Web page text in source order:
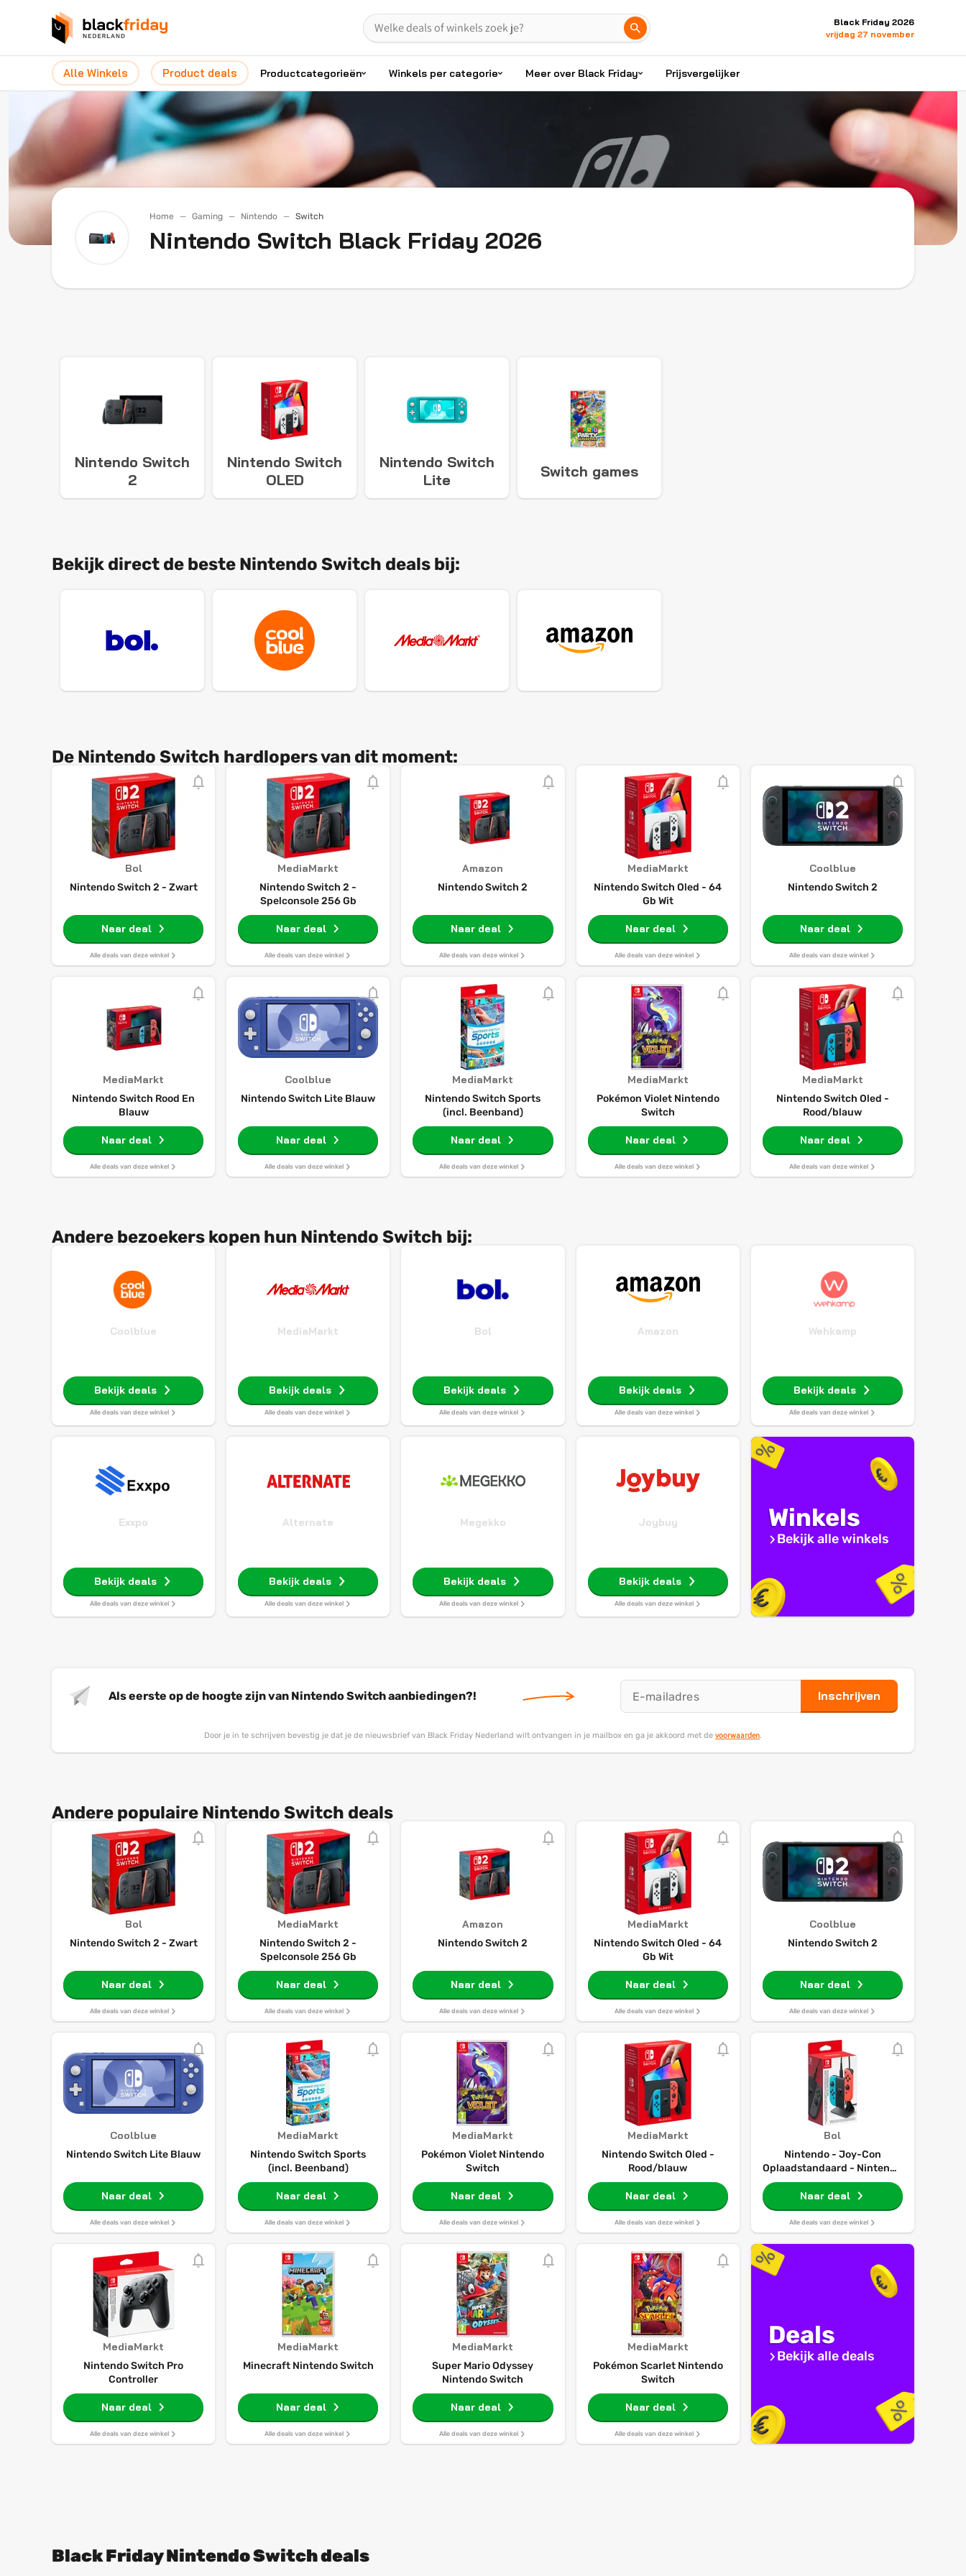
Black Friday 2026
vrijdag 27 november
Alle Winkels Product deals Productcategorieën Winkels per categorie Meer over Black Friday Prijsvergelijker
Home Gaming Nintendo Switch
Nintendo Switch Black Friday 2026
Nintendo Switch
2
Nintendo Switch
OLED
Nintendo Switch
Lite
Switch games
Bekijk direct de beste Nintendo Switch deals bij:
De Nintendo Switch hardlopers van dit moment:
Bol
Nintendo Switch 2 - Zwart
Naar deal
Alle deals van deze winkel
MediaMarkt
Nintendo Switch 2 -
Spelconsole 256 Gb
Naar deal
Alle deals van deze winkel
Amazon
Nintendo Switch 2
Naar deal
Alle deals van deze winkel
MediaMarkt
Nintendo Switch Oled - 64
Gb Wit
Naar deal
Alle deals van deze winkel
Coolblue
Nintendo Switch 2
Naar deal
Alle deals van deze winkel
MediaMarkt
Nintendo Switch Rood En
Blauw
Naar deal
Alle deals van deze winkel
Coolblue
Nintendo Switch Lite Blauw
Naar deal
Alle deals van deze winkel
MediaMarkt
Nintendo Switch Sports
(incl. Beenband)
Naar deal
Alle deals van deze winkel
MediaMarkt
Pokémon Violet Nintendo
Switch
Naar deal
Alle deals van deze winkel
MediaMarkt
Nintendo Switch Oled -
Rood/blauw
Naar deal
Alle deals van deze winkel
Andere bezoekers kopen hun Nintendo Switch bij:
Coolblue
Bekijk deals
Alle deals van deze winkel
MediaMarkt
Bekijk deals
Alle deals van deze winkel
Bol
Bekijk deals
Alle deals van deze winkel
Amazon
Bekijk deals
Alle deals van deze winkel
Wehkamp
Bekijk deals
Alle deals van deze winkel
Exxpo
Bekijk deals
Alle deals van deze winkel
Alternate
Bekijk deals
Alle deals van deze winkel
Megekko
Bekijk deals
Alle deals van deze winkel
Joybuy
Bekijk deals
Alle deals van deze winkel
Winkels
Bekijk alle winkels
Als eerste op de hoogte zijn van Nintendo Switch aanbiedingen?! Inschrijven
Door je in te schrijven bevestig je dat je de nieuwsbrief van Black Friday Nederland wilt ontvangen in je mailbox en ga je akkoord met de voorwaarden.
Andere populaire Nintendo Switch deals
Bol
Nintendo Switch 2 - Zwart
Naar deal
Alle deals van deze winkel
MediaMarkt
Nintendo Switch 2 -
Spelconsole 256 Gb
Naar deal
Alle deals van deze winkel
Amazon
Nintendo Switch 2
Naar deal
Alle deals van deze winkel
MediaMarkt
Nintendo Switch Oled - 64
Gb Wit
Naar deal
Alle deals van deze winkel
Coolblue
Nintendo Switch 2
Naar deal
Alle deals van deze winkel
Coolblue
Nintendo Switch Lite Blauw
Naar deal
Alle deals van deze winkel
MediaMarkt
Nintendo Switch Sports
(incl. Beenband)
Naar deal
Alle deals van deze winkel
MediaMarkt
Pokémon Violet Nintendo
Switch
Naar deal
Alle deals van deze winkel
MediaMarkt
Nintendo Switch Oled -
Rood/blauw
Naar deal
Alle deals van deze winkel
Bol
Nintendo - Joy-Con
Oplaadstandaard - Nintendo
Switch
Naar deal
Alle deals van deze winkel
MediaMarkt
Nintendo Switch Pro
Controller
Naar deal
Alle deals van deze winkel
MediaMarkt
Minecraft Nintendo Switch
Naar deal
Alle deals van deze winkel
MediaMarkt
Super Mario Odyssey
Nintendo Switch
Naar deal
Alle deals van deze winkel
MediaMarkt
Pokémon Scarlet Nintendo
Switch
Naar deal
Alle deals van deze winkel
Deals
Bekijk alle deals
Black Friday Nintendo Switch deals